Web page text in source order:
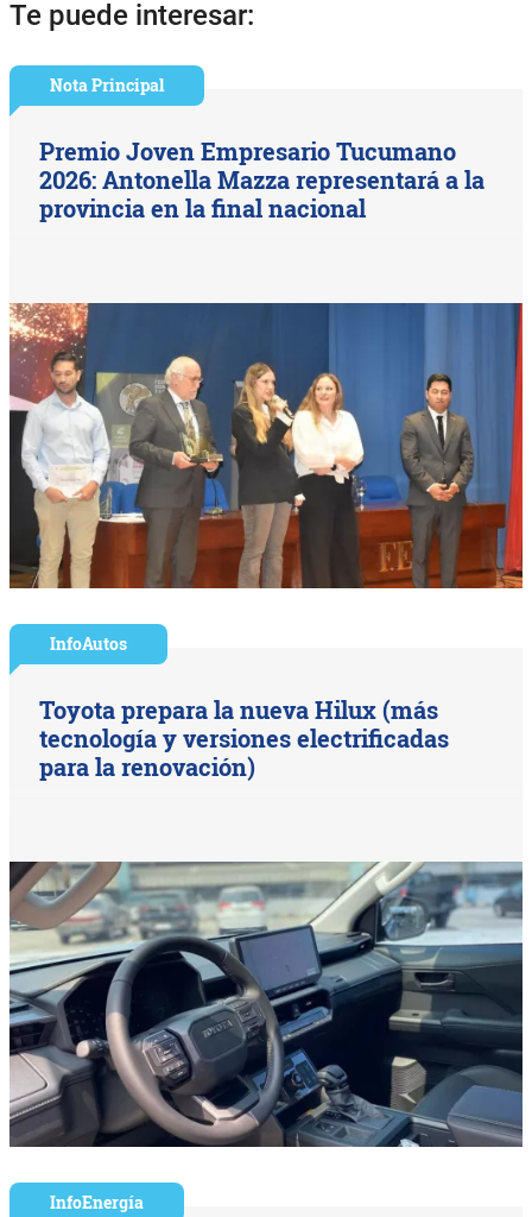
Te puede interesar:
Nota Principal
Premio Joven Empresario Tucumano
2026: Antonella Mazza representará a la
provincia en la final nacional
InfoAutos
Toyota prepara la nueva Hilux (más
tecnología y versiones electrificadas
para la renovación)
InfoEnergía